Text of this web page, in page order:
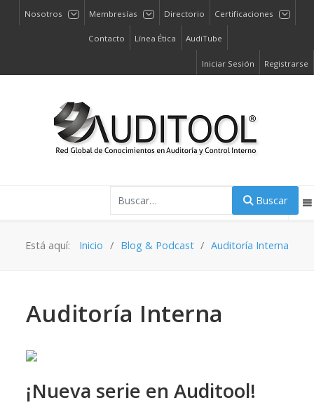
Nosotros Membresías Directorio Certificaciones
Contacto Línea Ética AudiTube
Iniciar Sesión Registrarse
Buscar
Está aquí: Inicio Blog & Podcast Auditoría Interna
Auditoría Interna
¡Nueva serie en Auditool!